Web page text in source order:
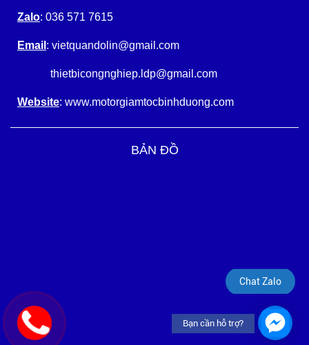
Zalo: 036 571 7615
Email : vietquandolin@gmail.com
thietbicongnghiep.ldp@gmail.com
Website: www.motorgiamtocbinhduong.com
BẢN ĐỒ
Chat Zalo
Bạn cần hỗ trợ?